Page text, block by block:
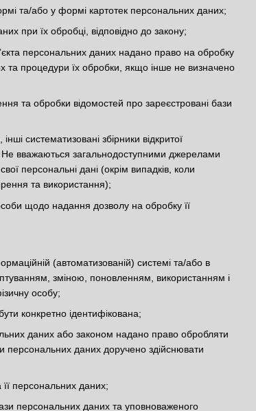
та/або у формі картотек персональних даних;
при їх обробці, відповідно до закону;
персональних даних надано право на обробку
та процедури їх обробки, якщо інше не визначено
та обробки відомостей про зареєстровані бази
систематизовані збірники відкритої
Не вважаються загальнодоступними джерелами
персональні дані (окрім випадків, коли
та використання);
щодо надання дозволу на обробку її
(автоматизованій) системі та/або в
зміною, поновленням, використанням і
особу;
конкретно ідентифікована;
даних або законом надано право обробляти
персональних даних доручено здійснювати
персональних даних;
персональних даних та уповноваженого